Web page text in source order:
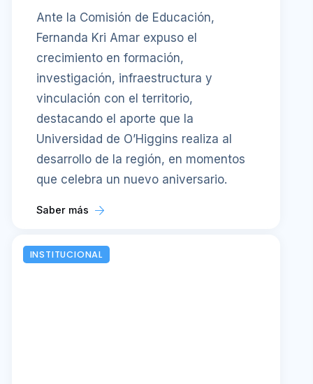
Ante la Comisión de Educación,
Fernanda Kri Amar expuso el
crecimiento en formación,
investigación, infraestructura y
vinculación con el territorio,
destacando el aporte que la
Universidad de O’Higgins realiza al
desarrollo de la región, en momentos
que celebra un nuevo aniversario.
Saber más
INSTITUCIONAL